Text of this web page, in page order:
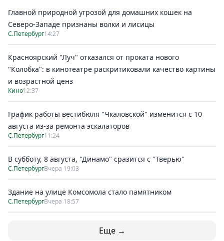
Главной природной угрозой для домашних кошек на
Северо-Западе признаны волки и лисицы
С.Петербург14:27
Красноярский "Луч" отказался от проката нового
"Колобка": в кинотеатре раскритиковали качество картины
и возрастной ценз
Кино12:37
График работы вестибюля "Чкаловской" изменится с 10
августа из-за ремонта эскалаторов
С.Петербург11:24
В субботу, 8 августа, "Динамо" сразится с "Тверью"
С.ПетербургВчера 19:03
Здание на улице Комсомола стало памятником
С.ПетербургВчера 18:57
Еще →